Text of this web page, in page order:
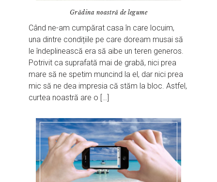
Grădina noastră de legume
Când ne-am cumpărat casa în care locuim,
una dintre condițiile pe care doream musai să
le îndeplinească era să aibe un teren generos.
Potrivit ca suprafată mai de grabă, nici prea
mare să ne spetim muncind la el, dar nici prea
mic să ne dea impresia că stăm la bloc. Astfel,
curtea noastră are o […]